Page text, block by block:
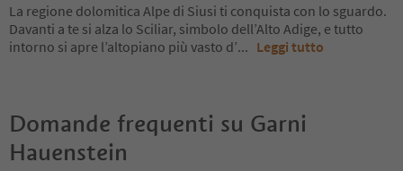
La regione dolomitica Alpe di Siusi ti conquista con lo sguardo.
Davanti a te si alza lo Sciliar, simbolo dell’Alto Adige, e tutto
intorno si apre l’altopiano più vasto d’... Leggi tutto
Domande frequenti su Garni
Hauenstein